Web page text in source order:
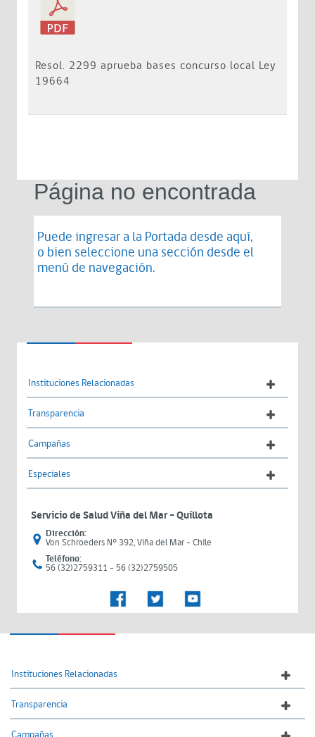
Resol. 2299 aprueba bases concurso local Ley
19664
Página no encontrada
Puede ingresar a la Portada desde aquí,
o bien seleccione una sección desde el
menú de navegación.
Instituciones Relacionadas
Transparencia
Campañas
Especiales
Servicio de Salud Viña del Mar – Quillota
Dirección:
Von Schroeders N° 392, Viña del Mar - Chile
Teléfono:
56 (32)2759311 - 56 (32)2759505
Instituciones Relacionadas
Transparencia